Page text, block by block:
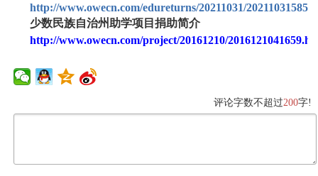
http://www.owecn.com/edureturns/20211031/
少数民族自治州助学项目捐助简介
http://www.owecn.com/project/20161210/
评论字数不超过200字!